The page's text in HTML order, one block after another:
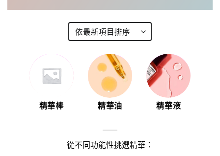
精華棒 精華油 精華液
從不同功能性挑選精華：